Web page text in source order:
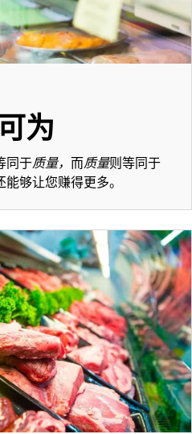
为
同于质量， 而质量则等同于
够让您赚得更多。